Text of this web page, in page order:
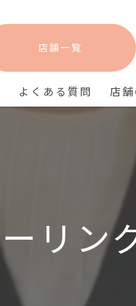
店舗一覧
よくある質問 店
フ
毛穴
ニ
背
リン